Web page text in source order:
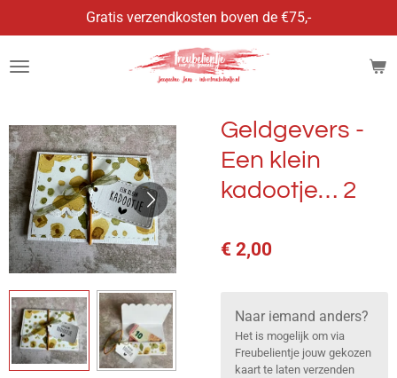
direct
naar
Gratis verzendkosten boven de €75,-
Geldgevers -
Een klein
kadootje… 2
€ 2,00
Naar iemand anders?
Het is mogelijk om via
Freubelientje jouw gekozen
kaart te laten verzenden